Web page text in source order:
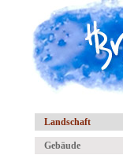
Landschaft
Gebäude